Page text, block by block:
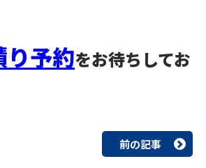
り予約をお待ちしてお
前の記事